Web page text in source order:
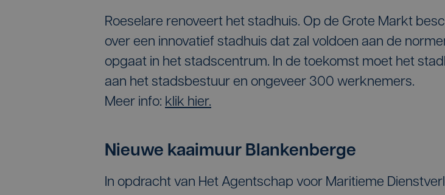
Roeselare renoveert het stadhuis. Op de Grote Markt
over een innovatief stadhuis dat zal voldoen aan de
opgaat in het stadscentrum. In de toekomst moet het
aan het stadsbestuur en ongeveer 300 werknemers.
Meer info: klik hier.
Nieuwe kaaimuur Blankenberge
In opdracht van Het Agentschap voor Maritieme